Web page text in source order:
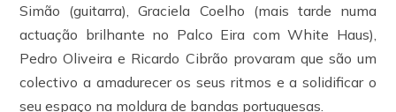
Simão (guitarra), Graciela Coelho (mais tarde numa
actuação brilhante no Palco Eira com White Haus),
Pedro Oliveira e Ricardo Cibrão provaram que são um
colectivo a amadurecer os seus ritmos e a solidificar o
seu espaço na moldura de bandas portuguesas.